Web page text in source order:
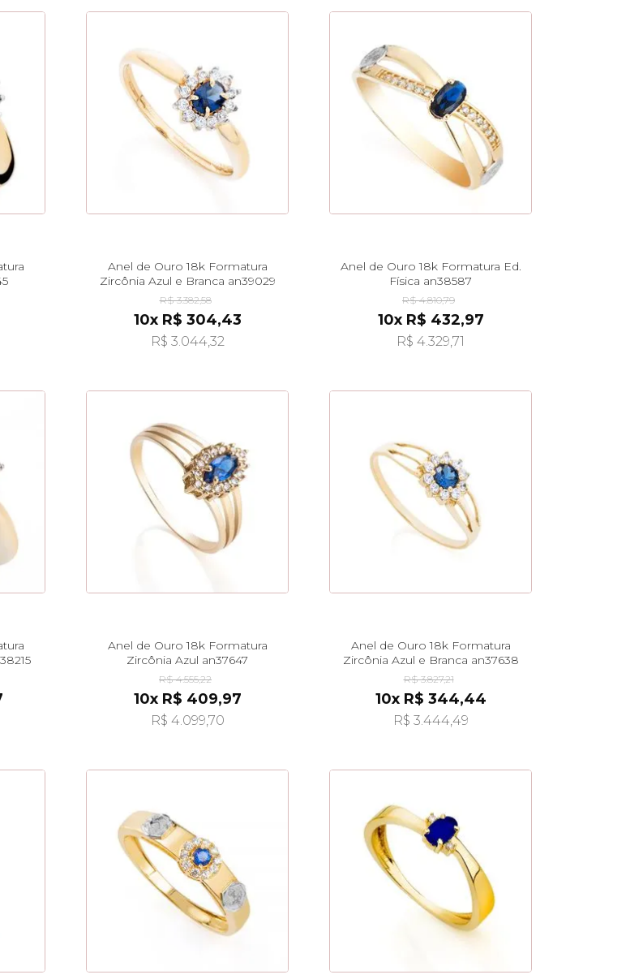
Anel de Ouro 18k Formatura
Zircônia Azul e Branca an39029
R$ 3.382,58
10x R$ 304,43
R$ 3.044,32
Anel de Ouro 18k Formatura Ed.
Física an38587
R$ 4.810,79
10x R$ 432,97
R$ 4.329,71
Anel de Ouro 18k Formatura
Zircônia Azul an37647
R$ 4.555,22
10x R$ 409,97
R$ 4.099,70
Anel de Ouro 18k Formatura
Zircônia Azul e Branca an37638
R$ 3.827,21
10x R$ 344,44
R$ 3.444,49